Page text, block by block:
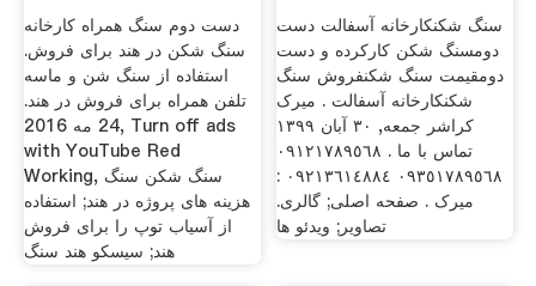
دست دوم سنگ همراه کارخانه
سنگ شکن در هند برای فروش.
استفاده از سنگ شن و ماسه
تلفن همراه برای فروش در هند.
24 مه 2016, Turn off ads
with YouTube Red
Working, سنگ شکن سنگ
هزینه های پروژه در هند; استفاده
از آسیاب توپ را برای فروش
هند; سیسکو هند سنگ
سنگ شکنکارخانه آسفالت دست
دومسنگ شکن کارکرده و دست
دومقیمت سنگ شکنفروش سنگ
شکنکارخانه آسفالت . میرک
کراشر جمعه, ۳۰ آبان ۱۳۹۹
تماس با ما . ٠٩١٢١٧٨٩٥٦٨
٠٩٣٥١٧٨٩٥٦٨ ٠٩٢١٣٦١٤٨٨٤ :
میرک . صفحه اصلی; گالری.
تصاویر; ویدئو ها